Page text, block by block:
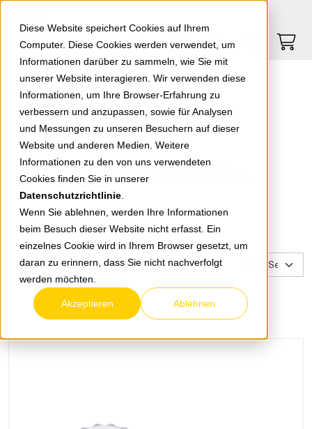
Diese Website speichert Cookies auf Ihrem
Computer. Diese Cookies werden verwendet, um
Informationen darüber zu sammeln, wie Sie mit
unserer Website interagieren. Wir verwenden diese
Informationen, um Ihre Browser-Erfahrung zu
verbessern und anzupassen, sowie für Analysen
und Messungen zu unseren Besuchern auf dieser
Website und anderen Medien. Weitere
Informationen zu den von uns verwendeten
Cookies finden Sie in unserer
Datenschutzrichtlinie
Wenn Sie ablehnen, werden Ihre Informationen
beim Besuch dieser Website nicht erfasst. Ein
einzelnes Cookie wird in Ihrem Browser gesetzt, um
daran zu erinnern, dass Sie nicht nachverfolgt
werden möchten.
Akzeptieren Ablehnen
Springe zu Hauptinhalt Springe zum Footer
0
Dimmer
Dimmer
Ihre Suche ergab 33 Treffer.
zurück zur Übersicht